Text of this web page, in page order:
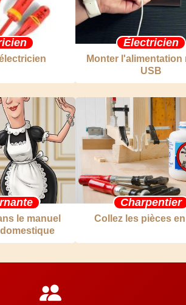
Électricien
Monter l'alimentation
USB
le manuel
Charpentier
Collez les pièces